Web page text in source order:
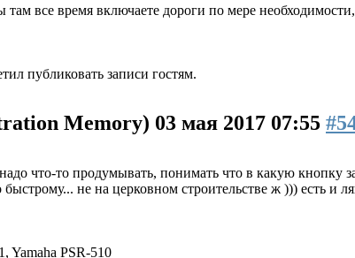
там все время включаете дороги по мере
публиковать записи гостям.
Memory) 03 мая 2017 07:55
что-то продумывать, понимать что в какую кнопку
быстрому... не на церковном строительстве ж ))) есть и
Yamaha PSR-510